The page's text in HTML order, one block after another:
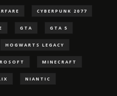
CYBERPUNK 2077
GTA GTA 5
HOGWARTS LEGACY
MINECRAFT
NIANTIC